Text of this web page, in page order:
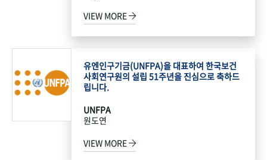
VIEW MORE
유엔인구기금(UNFPA)을 대표하여 한국보건
사회연구원의 설립 51주년을 진심으로 축하드
립니다.
UNFPA
원도연
VIEW MORE